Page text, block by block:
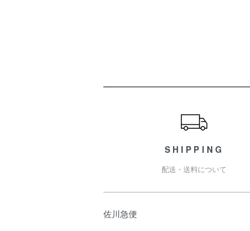
SHIPPING
配送・送料について
佐川急便